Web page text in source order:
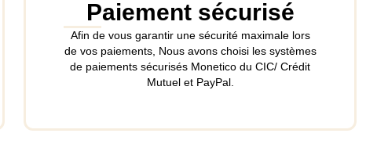
Paiement sécurisé
Afin de vous garantir une sécurité maximale lors
de vos paiements, Nous avons choisi les systèmes
de paiements sécurisés Monetico du CIC/ Crédit
Mutuel et PayPal.